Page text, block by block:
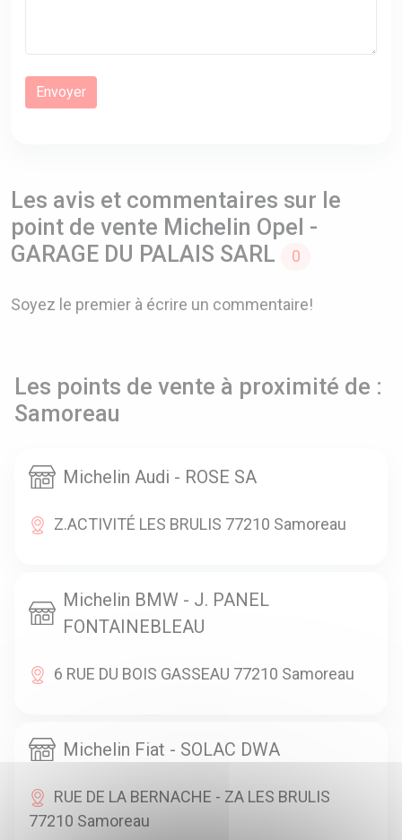
Les avis et commentaires sur le
point de vente Michelin Opel -
GARAGE DU PALAIS SARL
0
Soyez le premier à écrire un commentaire!
Les points de vente à proximité de :
Samoreau
Michelin Audi - ROSE SA
Z.ACTIVITÉ LES BRULIS 77210 Samoreau
Michelin BMW - J. PANEL
FONTAINEBLEAU
6 RUE DU BOIS GASSEAU 77210 Samoreau
Michelin Fiat - SOLAC DWA
RUE DE LA BERNACHE - ZA LES BRULIS
77210 Samoreau